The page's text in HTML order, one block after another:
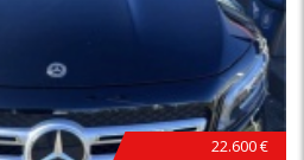
22.600 €